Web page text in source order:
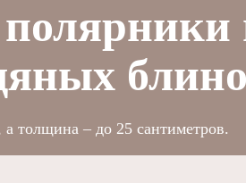
толщина – до 25 сантиметров.